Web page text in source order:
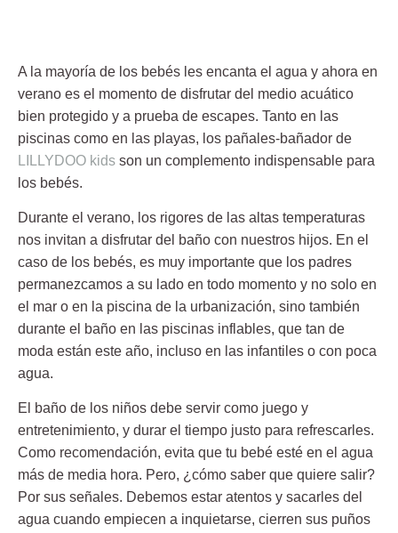
A la mayoría de los bebés les encanta el agua y ahora en
verano es el momento de disfrutar del medio acuático
bien protegido y a prueba de escapes. Tanto en las
piscinas como en las playas, los pañales-bañador de
LILLYDOO kids son un complemento indispensable para
los bebés.
Durante el verano, los rigores de las altas temperaturas
nos invitan a disfrutar del baño con nuestros hijos. En el
caso de los bebés, es muy importante que los padres
permanezcamos a su lado en todo momento y no solo en
el mar o en la piscina de la urbanización, sino también
durante el baño en las piscinas inflables, que tan de
moda están este año, incluso en las infantiles o con poca
agua.
El baño de los niños debe servir como juego y
entretenimiento, y durar el tiempo justo para refrescarles.
Como recomendación, evita que tu bebé esté en el agua
más de media hora. Pero, ¿cómo saber que quiere salir?
Por sus señales. Debemos estar atentos y sacarles del
agua cuando empiecen a inquietarse, cierren sus puños